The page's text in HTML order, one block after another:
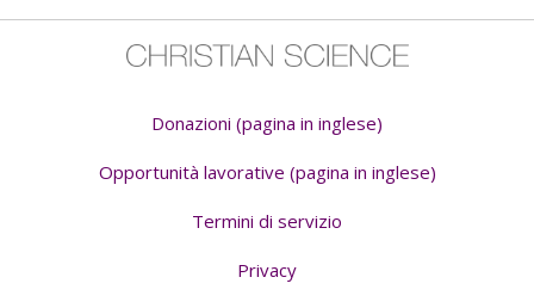
Donazioni (pagina in inglese)
Opportunità lavorative (pagina in inglese)
Termini di servizio
Privacy